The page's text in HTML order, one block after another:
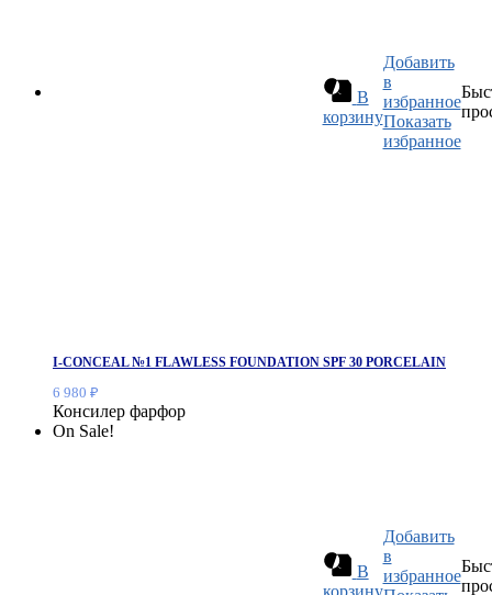
В
корзину
Добавить
в
избранное
Показать
избранное
I-CONCEAL №1 FLAWLESS FOUNDATION SPF 30 PORCELAIN
6 980 ₽
Консилер фарфор
On Sale!
В
корзину
Добавить
в
избранное